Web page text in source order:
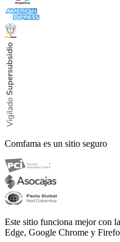
Comfama es un sitio seguro
Este sitio funciona mejor con
Edge, Google Chrome y